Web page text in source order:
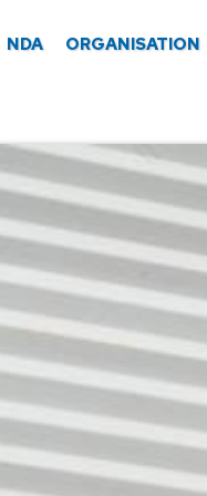
NDA ORGANISATION